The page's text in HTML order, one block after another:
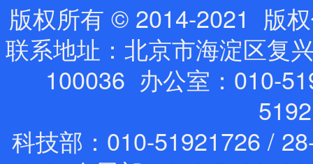
版权所有 © 2014-2021 版
联系地址：北京市海淀区复
100036 办公室：010-
科技部：010-51921726 /